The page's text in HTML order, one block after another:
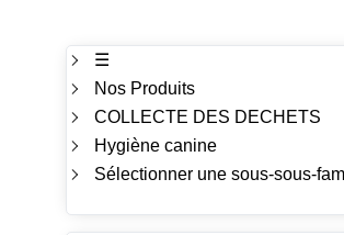
☰
Nos Produits
COLLECTE DES DECHETS
Hygiène canine
Sélectionner une sous-sous-